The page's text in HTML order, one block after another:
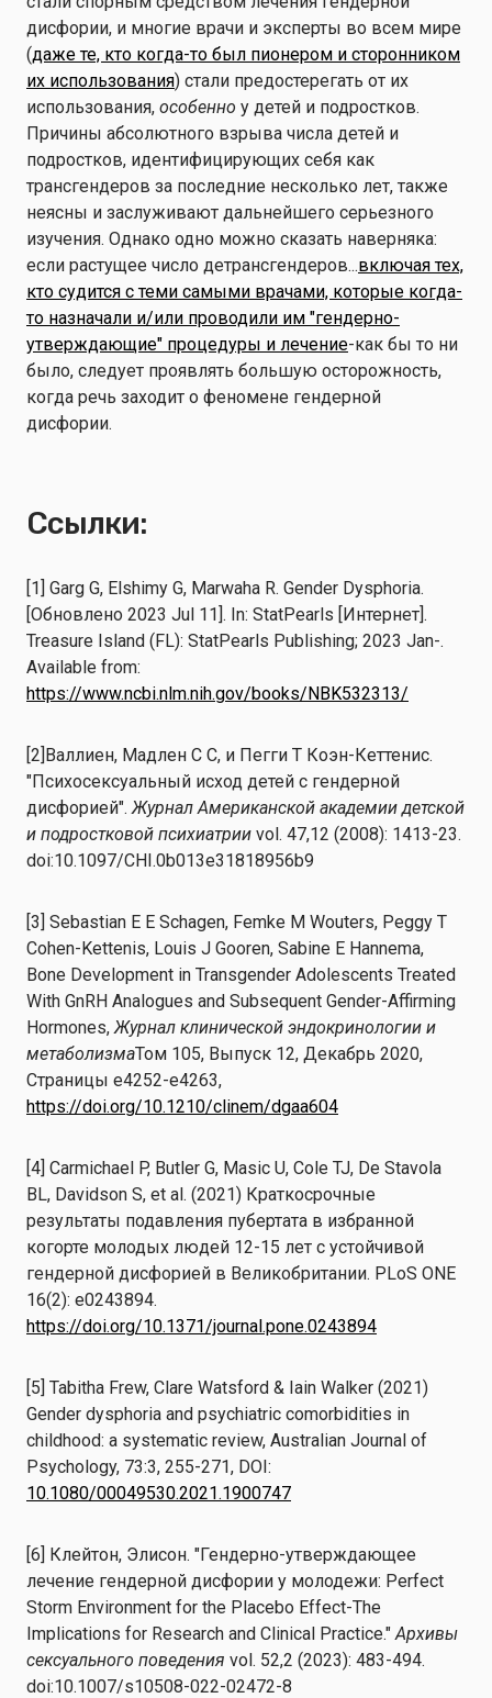
дисфории, и многие врачи и эксперты во всем мире
(даже те, кто когда-то был пионером и сторонником
их использования) стали предостерегать от их
использования, особенно у детей и подростков.
Причины абсолютного взрыва числа детей и
подростков, идентифицирующих себя как
трансгендеров за последние несколько лет, также
неясны и заслуживают дальнейшего серьезного
изучения. Однако одно можно сказать наверняка:
если растущее число детрансгендеров...включая тех,
кто судится с теми самыми врачами, которые когда-
то назначали и/или проводили им "гендерно-
утверждающие" процедуры и лечение-как бы то ни
было, следует проявлять большую осторожность,
когда речь заходит о феномене гендерной
дисфории.
Ссылки:
[1] Garg G, Elshimy G, Marwaha R. Gender Dysphoria.
[Обновлено 2023 Jul 11]. In: StatPearls [Интернет].
Treasure Island (FL): StatPearls Publishing; 2023 Jan-.
Available from:
https://www.ncbi.nlm.nih.gov/books/NBK532313/
[2]Валлиен, Мадлен С С, и Пегги Т Коэн-Кеттенис.
"Психосексуальный исход детей с гендерной
дисфорией".Журнал Американской академии детской
и подростковой психиатрии vol. 47,12 (2008): 1413-23.
doi:10.1097/CHI.0b013e31818956b9
[3] Sebastian E E Schagen, Femke M Wouters, Peggy T
Cohen-Kettenis, Louis J Gooren, Sabine E Hannema,
Bone Development in Transgender Adolescents Treated
With GnRH Analogues and Subsequent Gender-Affirming
Hormones,Журнал клинической эндокринологии и
метаболизмаТом 105, Выпуск 12, Декабрь 2020,
Страницы e4252-e4263,
https://doi.org/10.1210/clinem/dgaa604
[4] Carmichael P, Butler G, Masic U, Cole TJ, De Stavola
BL, Davidson S, et al. (2021) Краткосрочные
результаты подавления пубертата в избранной
когорте молодых людей 12-15 лет с устойчивой
гендерной дисфорией в Великобритании. PLoS ONE
16(2): e0243894.
https://doi.org/10.1371/journal.pone.0243894
[5] Tabitha Frew, Clare Watsford & Iain Walker (2021)
Gender dysphoria and psychiatric comorbidities in
childhood: a systematic review, Australian Journal of
Psychology, 73:3, 255-271, DOI:
10.1080/00049530.2021.1900747
[6] Клейтон, Элисон. "Гендерно-утверждающее
лечение гендерной дисфории у молодежи: Perfect
Storm Environment for the Placebo Effect-The
Implications for Research and Clinical Practice."Архивы
сексуального поведения vol. 52,2 (2023): 483-494.
doi:10.1007/s10508-022-02472-8